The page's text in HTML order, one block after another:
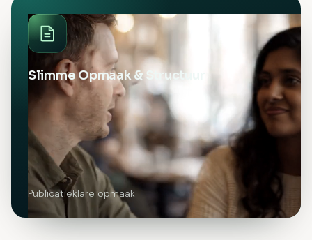
Slimme Opmaak & Structuur
Publicatieklare opmaak